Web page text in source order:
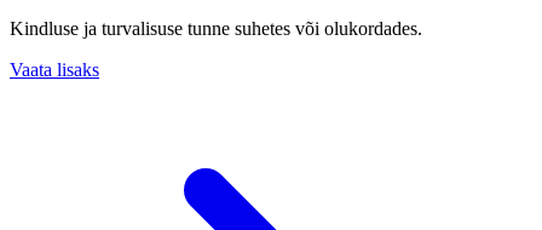
Kindluse ja turvalisuse tunne suhetes või olukordades.
Vaata lisaks